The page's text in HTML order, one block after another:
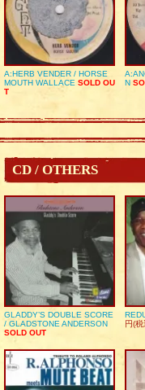
A:HERB VENDER / HORSE
MOUTH WALLACE SOLD OU
T
N
CD / OTHERS
GLADDY’S DOUBLE SCORE
/ GLADSTONE ANDERSON
SOLD OUT
円(